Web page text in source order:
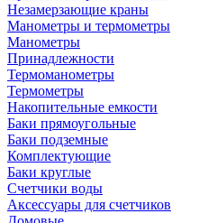
Незамерзающие краны
Манометры и термометры
Манометры
Принадлежности
Термоманометры
Термометры
Накопительные емкости
Баки прямоугольные
Баки подземные
Комплектующие
Баки круглые
Счетчики воды
Аксессуары для счетчиков